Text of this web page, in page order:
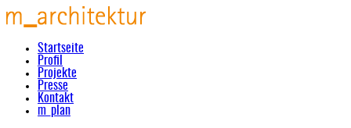
Startseite
Profil
Projekte
Presse
Kontakt
m_plan